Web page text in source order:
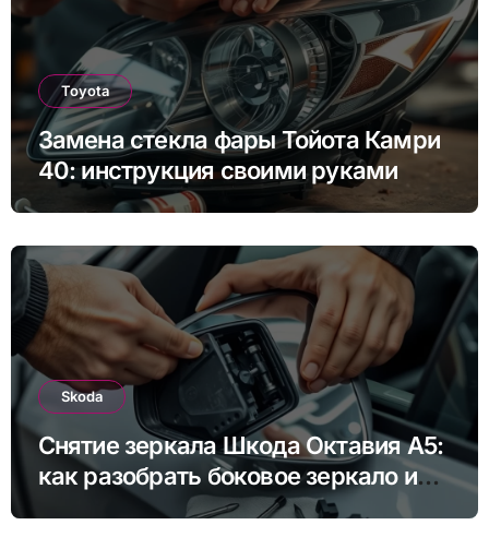
Toyota
Замена стекла фары Тойота Камри
40: инструкция своими руками
Skoda
Снятие зеркала Шкода Октавия А5:
как разобрать боковое зеркало и
снять зеркальный элемент своими